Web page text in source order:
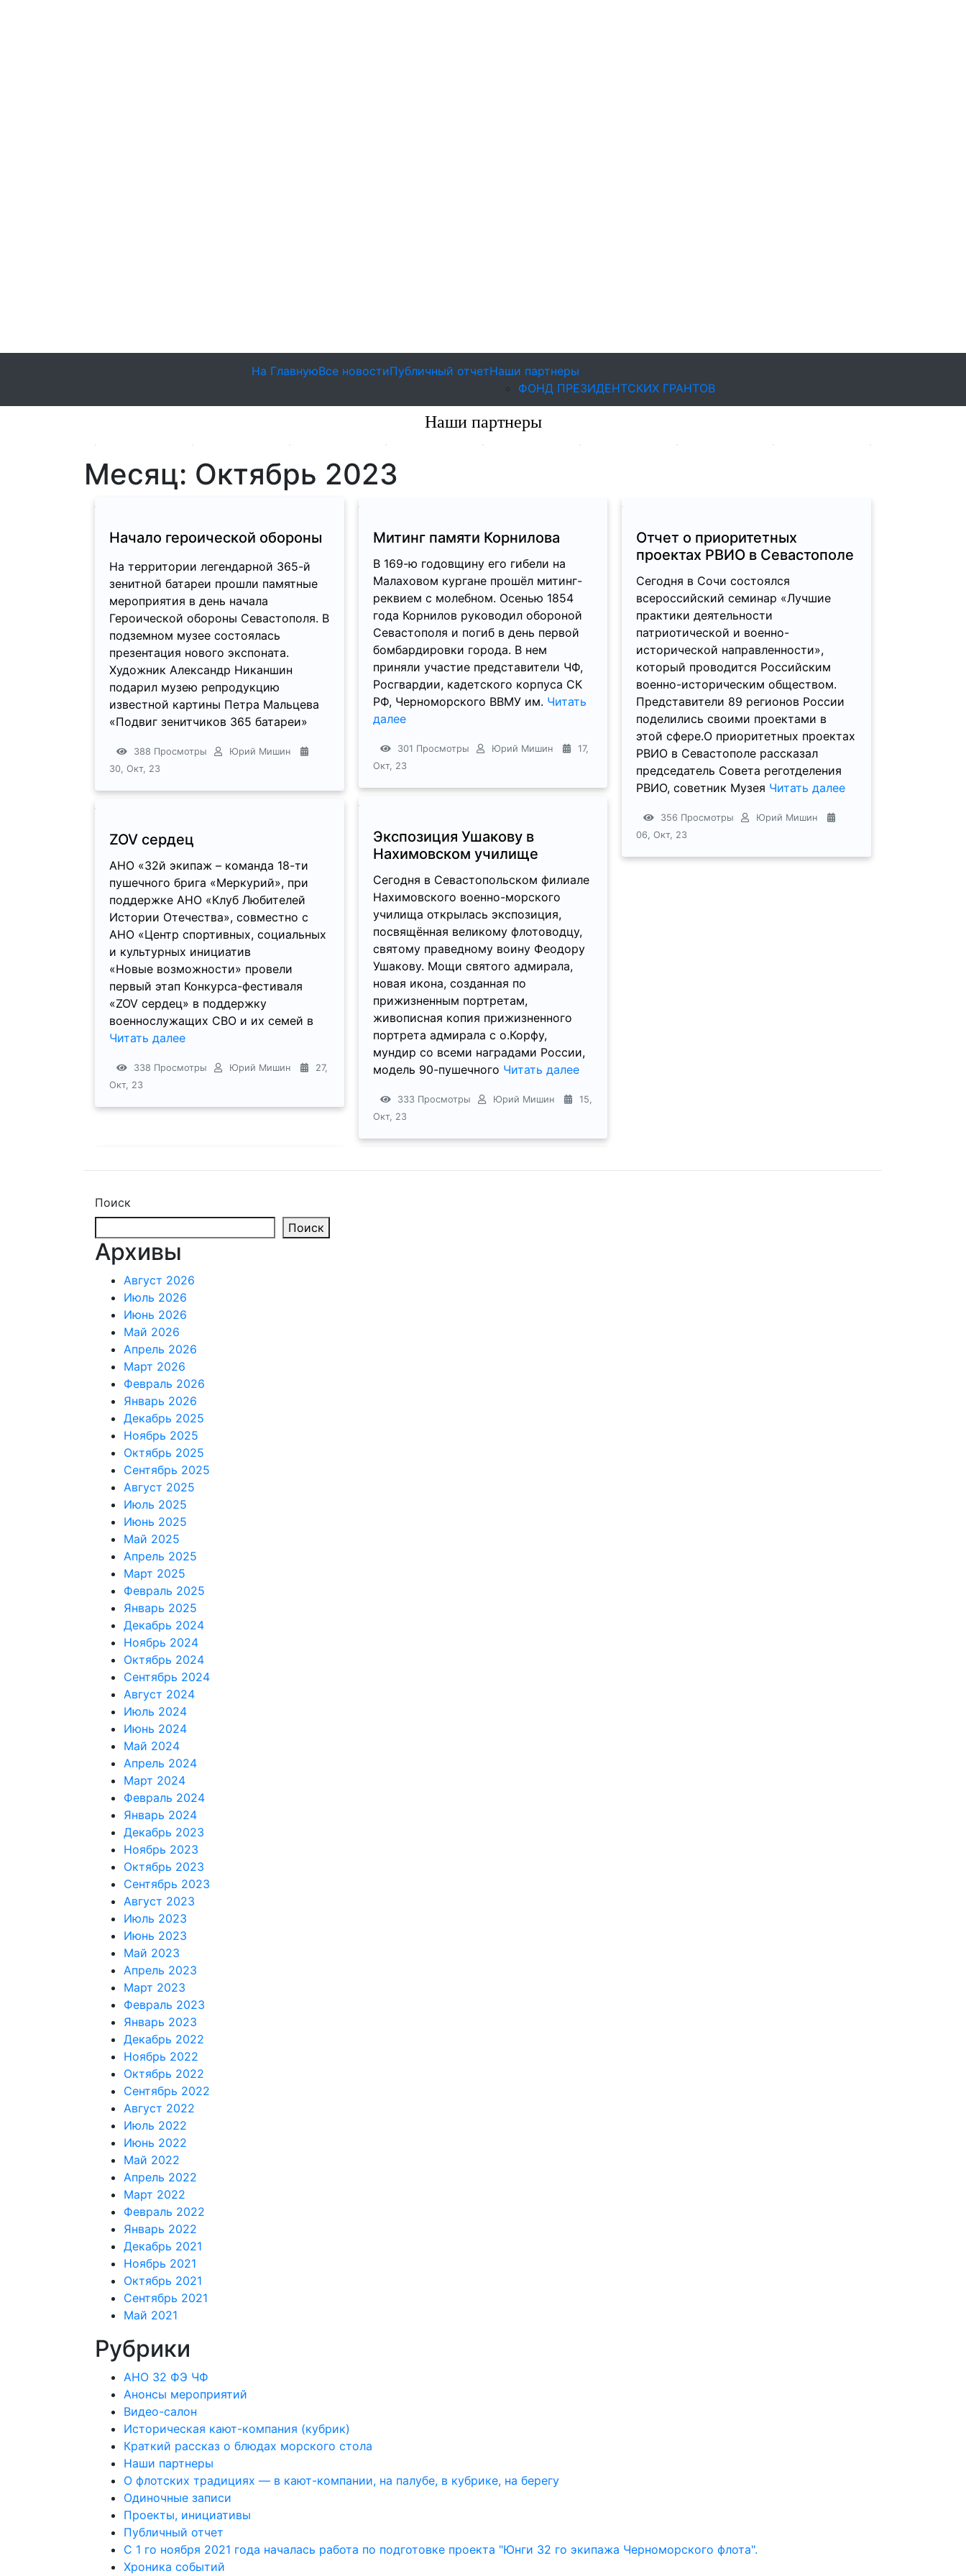
На ГлавнуюВсе новостиПубличный отчетНаши партнеры
ФОНД ПРЕЗИДЕНТСКИХ ГРАНТОВ
Наши партнеры
Месяц: Октябрь 2023
Начало героической обороны
На территории легендарной 365-й
зенитной батареи прошли памятные
мероприятия в день начала
Героической обороны Севастополя. В
подземном музее состоялась
презентация нового экспоната.
Художник Александр Никаншин
подарил музею репродукцию
известной картины Петра Мальцева
«Подвиг зенитчиков 365 батареи»
388 Просмотры
Юрий Мишин
30, Окт, 23
ZOV сердец
АНО «32й экипаж – команда 18-ти
пушечного брига «Меркурий», при
поддержке АНО «Клуб Любителей
Истории Отечества», совместно с
АНО «Центр спортивных, социальных
и культурных инициатив
«Новые возможности» провели
первый этап Конкурса-фестиваля
«ZOV сердец» в поддержку
военнослужащих СВО и их семей в
Читать далее
338 Просмотры Юрий Мишин
27,
Окт, 23
Митинг памяти Корнилова
В 169-ю годовщину его гибели на
Малаховом кургане прошёл митинг-
реквием с молебном. Осенью 1854
года Корнилов руководил обороной
Севастополя и погиб в день первой
бомбардировки города. В нем
приняли участие представители ЧФ,
Росгвардии, кадетского корпуса СК
РФ, Черноморского ВВМУ им. Читать
далее
301 Просмотры Юрий Мишин
17,
Окт, 23
Экспозиция Ушакову в
Нахимовском училище
Сегодня в Севастопольском филиале
Нахимовского военно-морского
училища открылась экспозиция,
посвящённая великому флотоводцу,
святому праведному воину Феодору
Ушакову. Мощи святого адмирала,
новая икона, созданная по
прижизненным портретам,
живописная копия прижизненного
портрета адмирала с о.Корфу,
мундир со всеми наградами России,
модель 90-пушечного Читать далее
333 Просмотры Юрий Мишин
15,
Окт, 23
Отчет о приоритетных
проектах РВИО в Севастополе
Сегодня в Сочи состоялся
всероссийский семинар «Лучшие
практики деятельности
патриотической и военно-
исторической направленности»,
который проводится Российским
военно-историческим обществом.
Представители 89 регионов России
поделились своими проектами в
этой сфере.О приоритетных проектах
РВИО в Севастополе рассказал
председатель Совета реготделения
РВИО, советник Музея Читать далее
356 Просмотры
Юрий Мишин
06, Окт, 23
Поиск
Поиск
Архивы
Август 2026
Июль 2026
Июнь 2026
Май 2026
Апрель 2026
Март 2026
Февраль 2026
Январь 2026
Декабрь 2025
Ноябрь 2025
Октябрь 2025
Сентябрь 2025
Август 2025
Июль 2025
Июнь 2025
Май 2025
Апрель 2025
Март 2025
Февраль 2025
Январь 2025
Декабрь 2024
Ноябрь 2024
Октябрь 2024
Сентябрь 2024
Август 2024
Июль 2024
Июнь 2024
Май 2024
Апрель 2024
Март 2024
Февраль 2024
Январь 2024
Декабрь 2023
Ноябрь 2023
Октябрь 2023
Сентябрь 2023
Август 2023
Июль 2023
Июнь 2023
Май 2023
Апрель 2023
Март 2023
Февраль 2023
Январь 2023
Декабрь 2022
Ноябрь 2022
Октябрь 2022
Сентябрь 2022
Август 2022
Июль 2022
Июнь 2022
Май 2022
Апрель 2022
Март 2022
Февраль 2022
Январь 2022
Декабрь 2021
Ноябрь 2021
Октябрь 2021
Сентябрь 2021
Май 2021
Рубрики
АНО 32 ФЭ ЧФ
Анонсы мероприятий
Видео-салон
Историческая кают-компания (кубрик)
Краткий рассказ о блюдах морского стола
Наши партнеры
О флотских традициях — в кают-компании, на палубе, в кубрике, на берегу
Одиночные записи
Проекты, инициативы
Публичный отчет
С 1 го ноября 2021 года началась работа по подготовке проекта "Юнги 32 го экипажа Черноморского флота".
Хроника событий